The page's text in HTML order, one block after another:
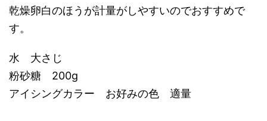
乾燥卵白のほうが計量がしやすいのでおすすめで
す。
水 大さじ
粉砂糖 200g
アイシングカラー お好みの色 適量